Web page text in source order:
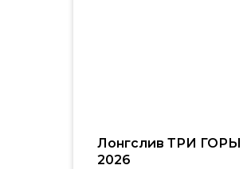
Лонгслив ТРИ ГОРЫ
2026